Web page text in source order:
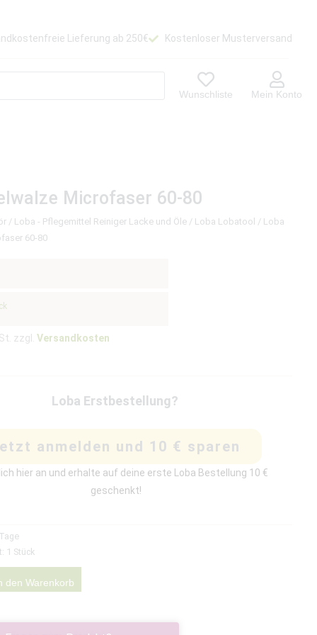
Lieferung ab 250€ Kostenloser Musterversand
Wunschliste Mein Konto
Microfaser 60-80
/ Loba - Pflegemittel Reiniger Lacke und Öle/ Loba Lobatool / Loba
60-80
zzgl. Versandkosten
Loba Erstbestellung?
anmelden und 10 € sparen
hier an und erhalte auf deine erste Loba Bestellung 10 €
geschenkt!
1 Stück
den Warenkorb